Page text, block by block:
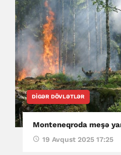
DIGƏR DÖVLƏTLƏR
Monteneqroda meşə
19 Avqust 2025 17:25